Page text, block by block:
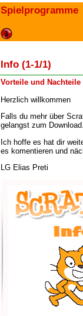
Spielprogramme
Info (1-1/1)
Vorteile und Nachteile
Herzlich willkommen
Falls du mehr über
gelangst zum Download.
Ich hoffe es hat dir
es komentieren und
LG Elias Preti